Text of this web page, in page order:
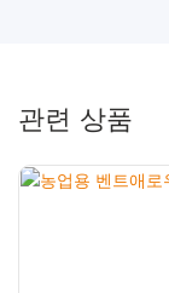
관련 상품